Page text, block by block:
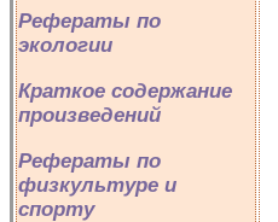
Рефераты по
экологии
Краткое содержание
произведений
Рефераты по
физкультуре и
спорту